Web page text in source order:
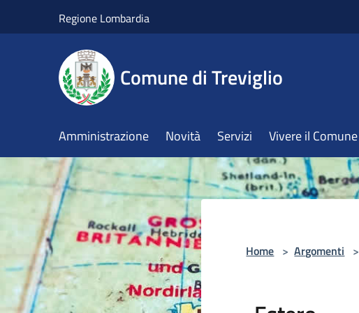
Regione Lombardia
Comune di Treviglio
Amministrazione Novità Servizi Vivere il Comune
Home > Argomenti >